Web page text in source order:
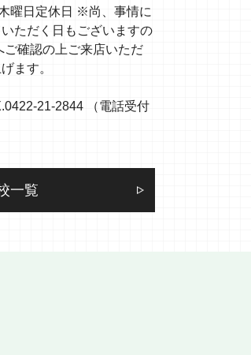
曜日定休日 ※尚、事情に
ただく日もございますの
確認の上ご来店いただ
ます。
21-2844 （電話受付
一覧